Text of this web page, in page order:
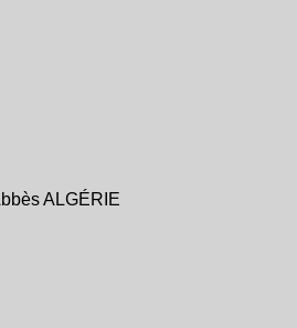
ALGÉRIE